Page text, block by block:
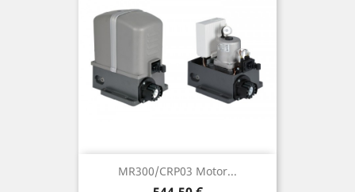
MR300/CRP03 Motor...